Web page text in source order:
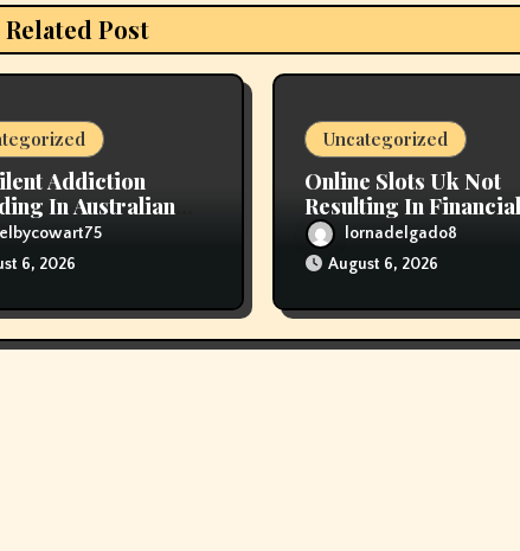
Related Post
Addiction
In Australian
6, 2026
Uncategorized
Online Slots Uk Not
Resulting In Financial
Prosperity
lornadelgado8
August 6, 2026